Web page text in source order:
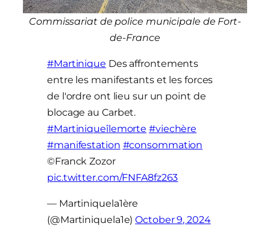
Commissariat de police municipale de Fort-
de-France
#Martinique Des affrontements
entre les manifestants et les forces
de l'ordre ont lieu sur un point de
blocage au Carbet.
#Martiniqueîlemorte #viechère
#manifestation #consommation
©Franck Zozor
pic.twitter.com/FNFA8fz263
— Martiniquela1ère
(@Martiniquela1e)October 9, 2024